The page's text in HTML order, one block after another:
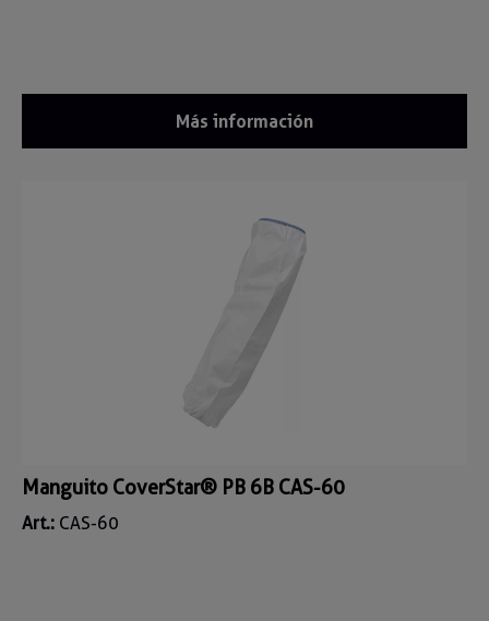
Más información
Manguito CoverStar® PB 6B CAS-60
Art.: CAS-60